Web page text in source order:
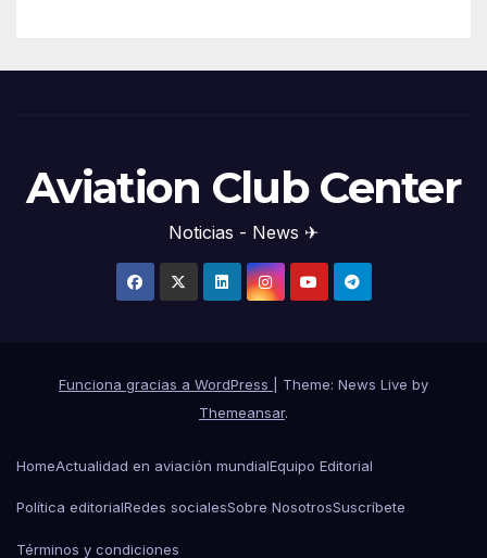
Aviation Club Center
Noticias - News ✈
Funciona gracias a WordPress
Theme: News Live by
Themeansar.
HomeActualidad en aviación mundialEquipo Editorial
Política editorialRedes socialesSobre NosotrosSuscríbete
Términos y condiciones